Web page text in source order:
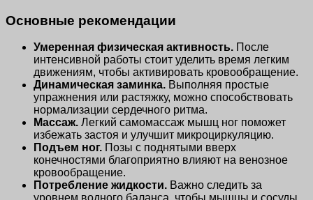
Основные рекомендации
Умеренная физическая активность. После
интенсивной работы стоит уделить время легким
движениям, чтобы активировать кровообращение.
Динамическая заминка. Выполняя простые
упражнения или растяжку, можно способствовать
нормализации сердечного ритма.
Массаж. Легкий самомассаж мышц ног поможет
избежать застоя и улучшит микроциркуляцию.
Подъем ног. Позы с поднятыми вверх
конечностями благоприятно влияют на венозное
кровообращение.
Потребление жидкости. Важно следить за